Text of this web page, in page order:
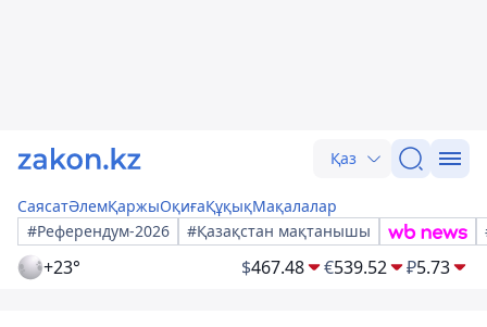
Қаз
СаясатӘлемҚаржыОқиғаҚұқықМақалалар
#Референдум-2026
#Қазақстан мақтанышы
+23° $467.48 €539.52 ₽5.73